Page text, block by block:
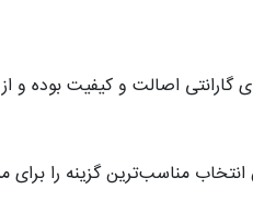
اصالت و کیفیت بوده و
مناسب‌ترین گزینه را برای